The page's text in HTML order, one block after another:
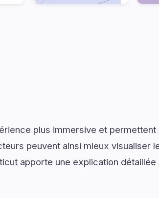
plus immersive et permettent
peuvent ainsi mieux visualiser
apporte une explication détaillée